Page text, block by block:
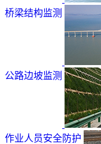
桥梁结构监测
公路边坡监测
作业人员安全防护